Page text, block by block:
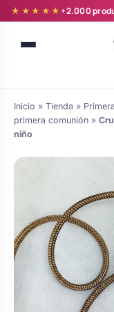
★★★★★+2.000
novia y zapatillas
de boda
Árboles de
Comunión
Batas de
para niña
Inicio » Tienda »
primera comunión »
niño